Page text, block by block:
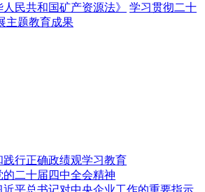
民共和国矿产资源法》
学习贯彻二十
主题教育成果
行正确政绩观学习教育
二十届四中全会精神
平总书记对中央企业工作的重要指示